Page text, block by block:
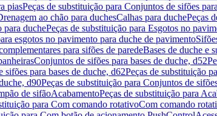
piasPeças de substituição para Conjuntos de sifões
ao chão para duchesCalhas para duchePeças
para duchePeças de substituição para Esgotos no
esgotos no pavimento para duche de pavimento
para sifões de paredeBases de duche e
Conjuntos de sifões para bases de duche, d52
sifões para bases de duche, d62Peças de substituição
d90Peças de substituição para Conjuntos de
de sifãoAcabamentoPeças de substituição para
para Com comando rotativoCom comando